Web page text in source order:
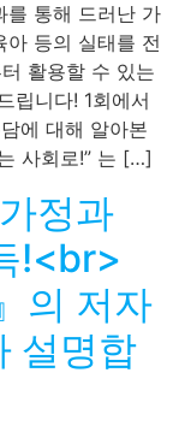
를 통해 드러난 가
등의 실태를 전
활용할 수 있는
립니다! 1회에서
에 대해 알아본
사회로!” 는 […]
정과
!<br>
의 저자
설명합